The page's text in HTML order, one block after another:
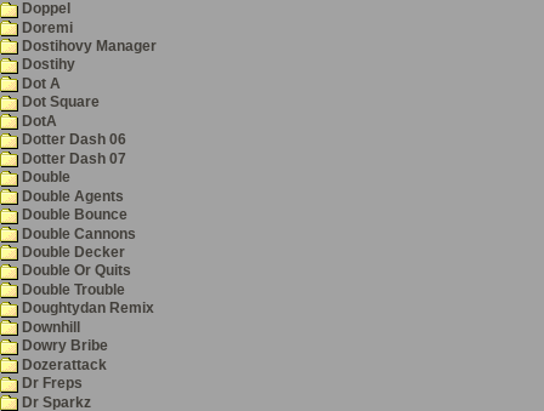
Doppel
Doremi
Dostihovy Manager
Dostihy
Dot A
Dot Square
DotA
Dotter Dash 06
Dotter Dash 07
Double
Double Agents
Double Bounce
Double Cannons
Double Decker
Double Or Quits
Double Trouble
Doughtydan Remix
Downhill
Dowry Bribe
Dozerattack
Dr Freps
Dr Sparkz